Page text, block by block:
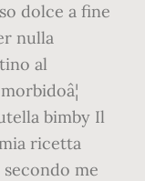
dolce a fine
nulla
al
bimby Il
ricetta
me